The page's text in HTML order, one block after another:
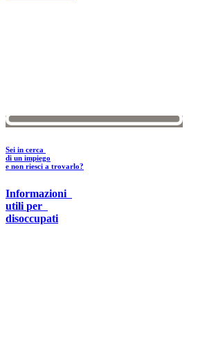
Sei in cerca
di un impiego
e non riesci a trovarlo?
Informazioni
utili per
disoccupati